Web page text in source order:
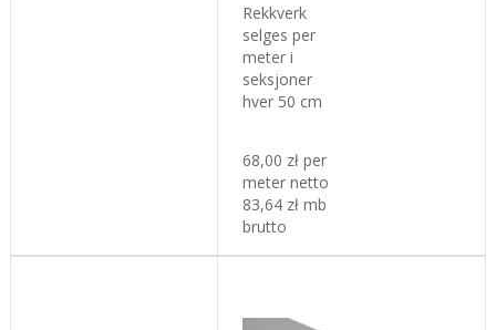
Rekkverk
selges per
meter i
seksjoner
hver 50 cm
68,00 zł per
meter netto
83,64 zł mb
brutto